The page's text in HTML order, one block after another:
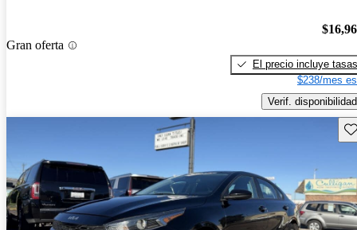
Gran oferta
El precio incluye tasas
$238/mes
Verif. disponibilidad